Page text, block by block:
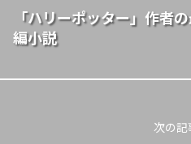
「ハリーポッター」作
編小説
次の記